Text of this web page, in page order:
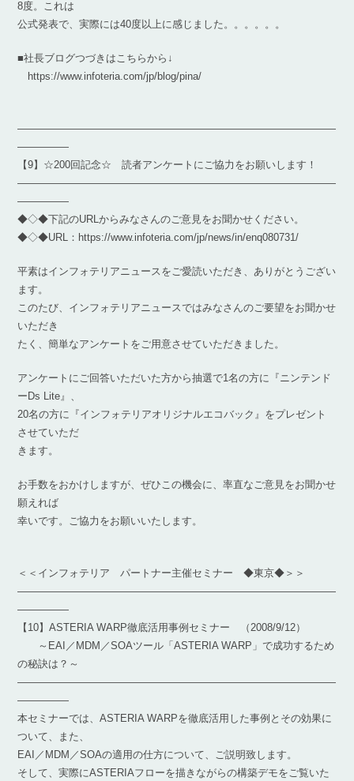
8度。これは
公式発表で、実際には40度以上に感じました。。。。。。
■社長ブログつづきはこちらから↓
https://www.infoteria.com/jp/blog/pina/
―――――――――――――――――――――――――――――――
―――――
【9】☆200回記念☆ 読者アンケートにご協力をお願いします！
―――――――――――――――――――――――――――――――
―――――
◆◇◆下記のURLからみなさんのご意見をお聞かせください。
◆◇◆URL：https://www.infoteria.com/jp/news/in/enq080731/
平素はインフォテリアニュースをご愛読いただき、ありがとうござい
ます。
このたび、インフォテリアニュースではみなさんのご要望をお聞かせ
いただき
たく、簡単なアンケートをご用意させていただきました。
アンケートにご回答いただいた方から抽選で1名の方に『ニンテンド
ーDs Lite』、
20名の方に『インフォテリアオリジナルエコバック』をプレゼント
させていただ
きます。
お手数をおかけしますが、ぜひこの機会に、率直なご意見をお聞かせ
願えれば
幸いです。ご協力をお願いいたします。
＜＜インフォテリア パートナー主催セミナー ◆東京◆＞＞
―――――――――――――――――――――――――――――――
―――――
【10】ASTERIA WARP徹底活用事例セミナー （2008/9/12）
～EAI／MDM／SOAツール「ASTERIA WARP」で成功するため
の秘訣は？～
―――――――――――――――――――――――――――――――
―――――
本セミナーでは、ASTERIA WARPを徹底活用した事例とその効果に
ついて、また、
EAI／MDM／SOAの適用の仕方について、ご説明致します。
そして、実際にASTERIAフローを描きながらの構築デモをご覧いた